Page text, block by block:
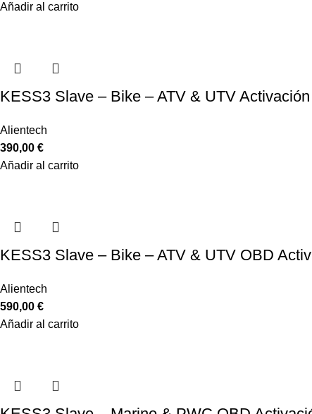
Añadir al carrito
KESS3 Slave – Bike – ATV & UTV
Alientech
390,00 €
Añadir al carrito
KESS3 Slave – Bike – ATV & UTV OBD
Alientech
590,00 €
Añadir al carrito